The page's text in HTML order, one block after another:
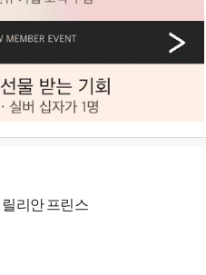
리안 프린스